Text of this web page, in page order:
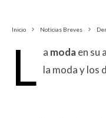
Inicio Noticias Breves
L a modaen su
la moda y los